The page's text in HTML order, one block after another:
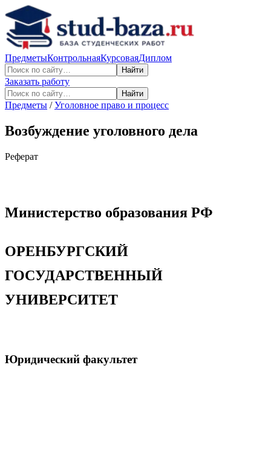
ПредметыКонтрольнаяКурсоваяДиплом
Найти
Заказать работу
Найти
Предметы /Уголовное право и процесс
Возбуждение уголовного дела
Реферат
Министерство образования РФ
ОРЕНБУРГСКИЙ
ГОСУДАРСТВЕННЫЙ
УНИВЕРСИТЕТ
Юридический факультет